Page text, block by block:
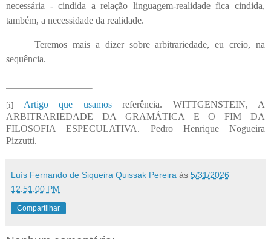
necessária - cindida a relação linguagem-realidade fica cindida,
também, a necessidade da realidade.
Teremos mais a dizer sobre arbitrariedade, eu creio, na
sequência.
[i] Artigo que usamosreferência. WITTGENSTEIN, A
ARBITRARIEDADE DA GRAMÁTICA E O FIM DA
FILOSOFIA ESPECULATIVA. Pedro Henrique Nogueira
Pizzutti.
Luís Fernando de Siqueira Quissak Pereira às 5/31/2026
12:51:00 PM
Compartilhar